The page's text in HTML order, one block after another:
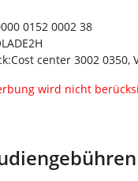
0152 0002 38
center 3002
wird nicht